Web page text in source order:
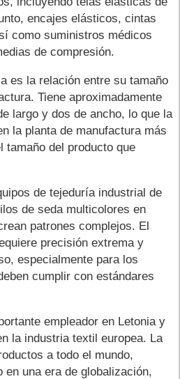
encajes elásticos, cintas
como suministros médicos
de compresión.
es la relación entre su tamaño
Tiene aproximadamente
largo y dos de ancho, lo que la
la planta de manufactura más
tamaño del producto que
de tejeduría industrial de
de seda multicolores en
patrones complejos. El
precisión extrema y
especialmente para los
cumplir con estándares
empleador en Letonia y
la industria textil europea. La
a todo el mundo,
en una era de globalización,